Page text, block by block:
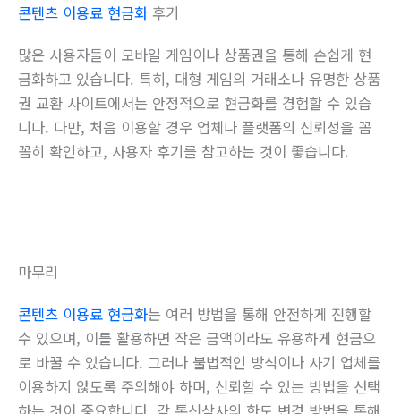
콘텐츠 이용료 현금화 후기
많은 사용자들이 모바일 게임이나 상품권을 통해 손쉽게 현
금화하고 있습니다. 특히, 대형 게임의 거래소나 유명한 상품
권 교환 사이트에서는 안정적으로 현금화를 경험할 수 있습
니다. 다만, 처음 이용할 경우 업체나 플랫폼의 신뢰성을 꼼
꼼히 확인하고, 사용자 후기를 참고하는 것이 좋습니다.
마무리
콘텐츠 이용료 현금화는 여러 방법을 통해 안전하게 진행할
수 있으며, 이를 활용하면 작은 금액이라도 유용하게 현금으
로 바꿀 수 있습니다. 그러나 불법적인 방식이나 사기 업체를
이용하지 않도록 주의해야 하며, 신뢰할 수 있는 방법을 선택